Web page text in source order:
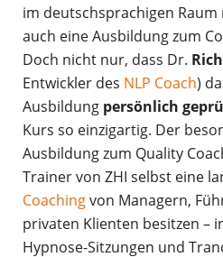
im deutschsprachigen
auch eine Ausbildung zum
Doch nicht nur, dass Dr.
Entwickler des NLP Coach)
Ausbildung persönlich
Kurs so einzigartig. Der
Ausbildung zum Quality
Trainer von ZHI selbst eine
Coachingvon Managern,
privaten Klienten besitzen –
Hypnose-Sitzungen und